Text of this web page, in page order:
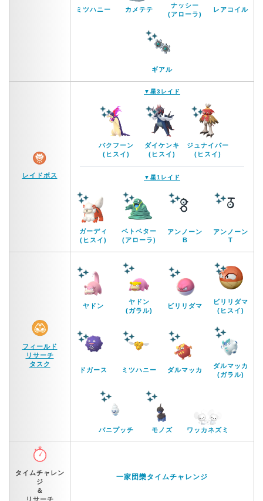
ミツハニー カメテテ
ナッシー
(アローラ)
レアコイル
ギアル
レイドボス
▼星3レイド
バクフーン
(ヒスイ)
ダイケンキ
(ヒスイ)
ジュナイパー
(ヒスイ)
▼星1レイド
ガーディ
(ヒスイ)
ベトベター
(アローラ)
アンノーン
B
アンノーン
T
フィールド
リサーチ
タスク
ヤドン
ヤドン
(ガラル)
ビリリダマ
ビリリダマ
(ヒスイ)
ドガース ミツハニー ダルマッカ
ダルマッカ
(ガラル)
バニプッチ モノズ ワッカネズミ
タイムチャレン
ジ
＆
リサーチ
一家団欒タイムチャレンジ